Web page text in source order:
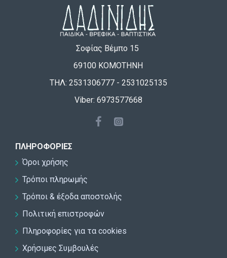
Σοφίας Βέμπο 15
69100 ΚΟΜΟΤΗΝΗ
ΤΗΛ: 2531306777 - 2531025135
Viber: 6973577668
ΠΛΗΡΟΦΟΡΊΕΣ
Όροι χρήσης
Τρόποι πληρωμής
Τρόποι & έξοδα αποστολής
Πολιτική επιστροφών
Πληροφορίες για τα cookies
Χρήσιμες Συμβουλές